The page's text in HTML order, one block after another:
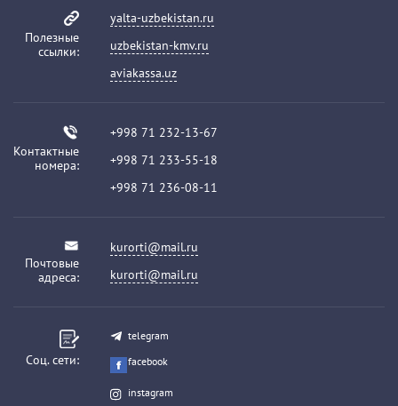
Полезные
ссылки:
yalta-uzbekistan.ru
uzbekistan-kmv.ru
aviakassa.uz
Контактные
номера:
+998 71 232-13-67
+998 71 233-55-18
+998 71 236-08-11
Почтовые
адреса:
kurorti@mail.ru
kurorti@mail.ru
Соц. сети:
telegram
facebook
instagram